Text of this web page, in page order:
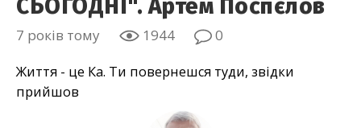
СЬОГОДНІ". Артем Поспєлов
7 років тому 1944 0
Життя - це Ка. Ти повернешся туди, звідки
прийшов